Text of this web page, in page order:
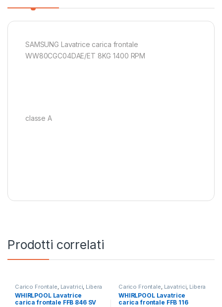
SAMSUNG Lavatrice carica frontale
WW80CGC04DAE/ET 8KG 1400 RPM
classe A
Prodotti correlati
Carico Frontale Lavatrici Libera
Installazione Whirlpool
WHIRLPOOL Lavatrice
carica frontale FFB 846 SV
Carico Frontale Lavatrici Libera
Installazione Whirlpool
WHIRLPOOL Lavatrice
carica frontale FFB 116